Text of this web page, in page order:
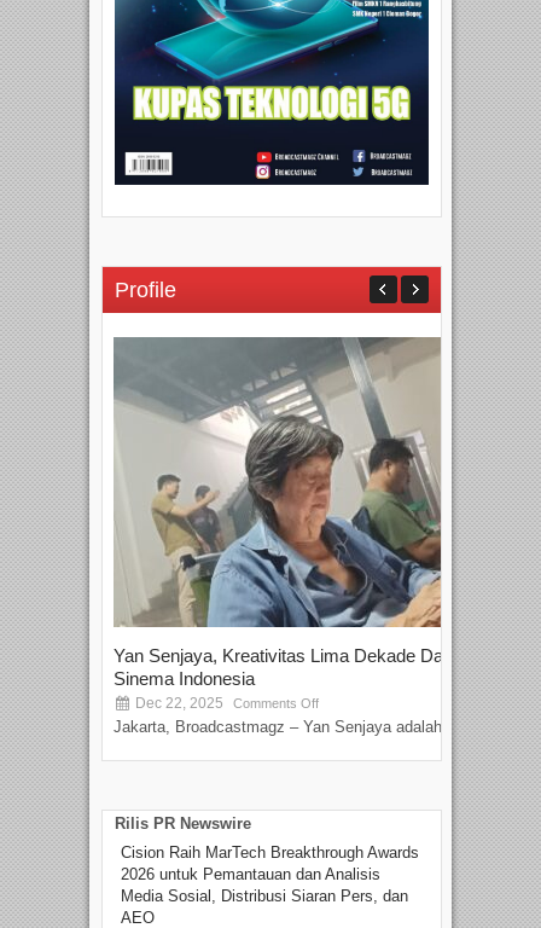
Profile
Yan Senjaya, Kreativitas Lima Dekade Dalam
Sinema Indonesia
Dec 22, 2025 Comments Off
Jakarta, Broadcastmagz – Yan Senjaya adalah...
Rilis PR Newswire
Cision Raih MarTech Breakthrough Awards
2026 untuk Pemantauan dan Analisis
Media Sosial, Distribusi Siaran Pers, dan
AEO